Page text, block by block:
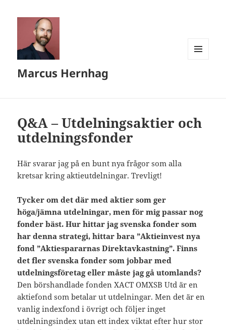
Marcus Hernhag
Q&A – Utdelningsaktier och
utdelningsfonder
Här svarar jag på en bunt nya frågor som alla
kretsar kring aktieutdelningar. Trevligt!
Tycker om det där med aktier som ger
höga/jämna utdelningar, men för mig passar nog
fonder bäst. Hur hittar jag svenska fonder som
har denna strategi, hittar bara ”Aktieinvest nya
fond ”Aktiespararnas Direktavkastning”.Finns
det fler svenska fonder som jobbar med
utdelningsföretag eller måste jag gå utomlands?
Den börshandlade fonden XACT OMXSB Utd är en
aktiefond som betalar ut utdelningar. Men det är en
vanlig indexfond i övrigt och följer inget
utdelningsindex utan ett index viktat efter hur stor